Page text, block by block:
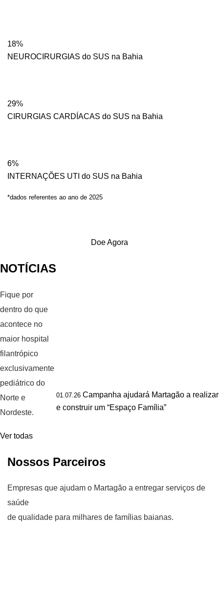
18%
NEUROCIRURGIAS do SUS na Bahia
29%
CIRURGIAS CARDÍACAS do SUS na Bahia
6%
INTERNAÇÕES UTI do SUS na Bahia
*dados referentes ao ano de 2025
Doe Agora
NOTÍCIAS
Fique por
dentro do que
acontece no
maior hospital
filantrópico
exclusivamente
pediátrico do
Norte e
Nordeste.
Ver todas
01.07.26 Campanha ajudará Martagão a
e construir um “Espaço Família”
Nossos Parceiros
Empresas que ajudam o Martagão a entregar serviços de
saúde
de qualidade para milhares de famílias baianas.